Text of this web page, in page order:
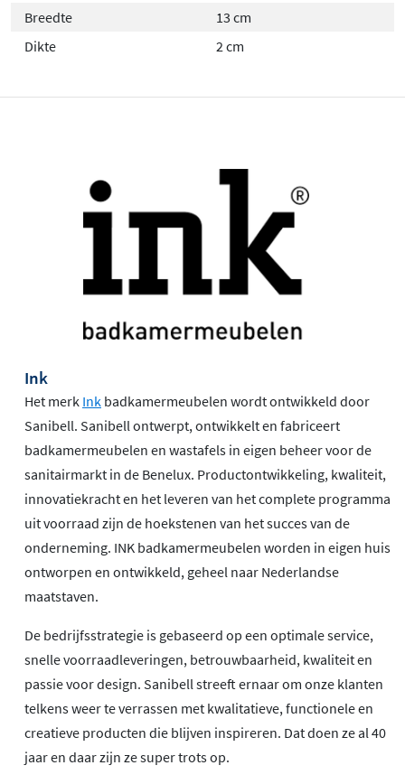
Breedte
13 cm
Dikte
2 cm
Ink
Het merk Ink badkamermeubelen wordt ontwikkeld door
Sanibell. Sanibell ontwerpt, ontwikkelt en fabriceert
badkamermeubelen en wastafels in eigen beheer voor de
sanitairmarkt in de Benelux. Productontwikkeling, kwaliteit,
innovatiekracht en het leveren van het complete programma
uit voorraad zijn de hoekstenen van het succes van de
onderneming. INK badkamermeubelen worden in eigen huis
ontworpen en ontwikkeld, geheel naar Nederlandse
maatstaven.
De bedrijfsstrategie is gebaseerd op een optimale service,
snelle voorraadleveringen, betrouwbaarheid, kwaliteit en
passie voor design. Sanibell streeft ernaar om onze klanten
telkens weer te verrassen met kwalitatieve, functionele en
creatieve producten die blijven inspireren. Dat doen ze al 40
jaar en daar zijn ze super trots op.